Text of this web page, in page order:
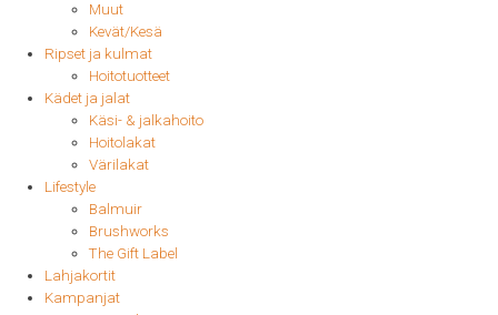
Muut
Kevät/Kesä
Ripset ja kulmat
Hoitotuotteet
Kädet ja jalat
Käsi- & jalkahoito
Hoitolakat
Värilakat
Lifestyle
Balmuir
Brushworks
The Gift Label
Lahjakortit
Kampanjat